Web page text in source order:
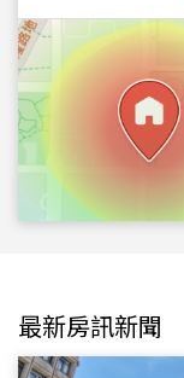
最新房訊新聞